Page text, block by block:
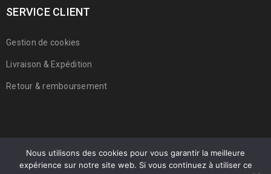
SERVICE CLIENT
Gestion de cookies
Livraison & Expédition
Retour & remboursement
© 2022 Franmarche. Tous droits réservés.
Nous utilisons des cookies pour vous garantir la meilleure
expérience sur notre site web. Si vous continuez à utiliser ce